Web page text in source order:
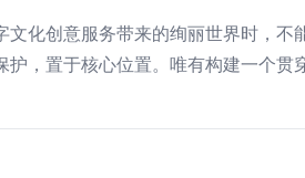
化创意服务带来的绚丽世界时，不
，置于核心位置。唯有构建一个贯